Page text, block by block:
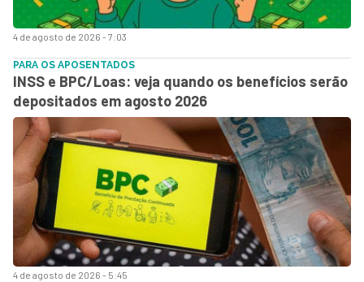
4 de agosto de 2026 - 7:03
4 de agosto de 2026 - 5:45
PARA OS APOSENTADOS
INSS e BPC/Loas: veja quando os benefícios serão
depositados em agosto 2026